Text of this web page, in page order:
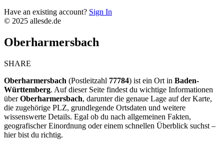
Have an existing account? Sign In
© 2025 allesde.de
Oberharmersbach
SHARE
Oberharmersbach (Postleitzahl 77784) ist ein Ort in Baden-
Württemberg. Auf dieser Seite findest du wichtige Informationen
überOberharmersbach, darunter die genaue Lage auf der Karte,
die zugehörige PLZ, grundlegende Ortsdaten und weitere
wissenswerte Details. Egal ob du nach allgemeinen Fakten,
geografischer Einordnung oder einem schnellen Überblick suchst –
hier bist du richtig.